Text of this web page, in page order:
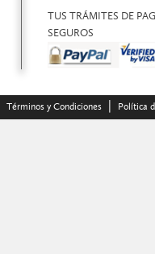
TUS TRÁMITES DE
SEGUROS
Términos y Condiciones| Política